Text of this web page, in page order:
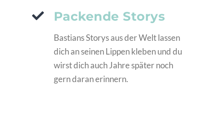
Packende Storys
Bastians Storys aus der Welt lassen
dich an seinen Lippen kleben und du
wirst dich auch Jahre später noch
gern daran erinnern.